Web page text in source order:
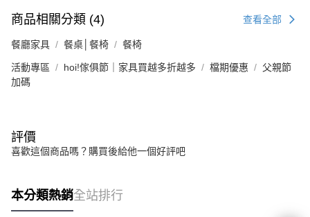
商品相關分類 (4) 查看全部
餐廳家具 餐桌│餐椅 餐椅
活動專區 hoi!傢俱節｜家具買越多折越多 檔期優惠
父親節
加碼
評價
喜歡這個商品嗎？購買後給他一個好評吧
本分類熱銷全站排行